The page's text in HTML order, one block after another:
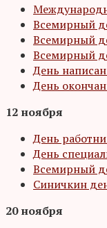
Всемирный
Всемирный
Всемирный
День
День
12 ноября
День
День
Всемирный
Синичкин
20 ноября